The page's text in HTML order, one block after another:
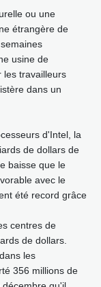
ou une
étrangère de
usine de
les travailleurs
dans un
d'Intel, la
de dollars de
baisse que le
avec le
été record grâce
centres de
de dollars.
les
356 millions de